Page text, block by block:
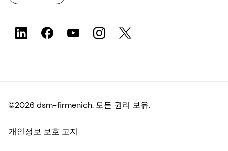
©2026 dsm-firmenich. 모든 권리 보유.
개인정보 보호 고지